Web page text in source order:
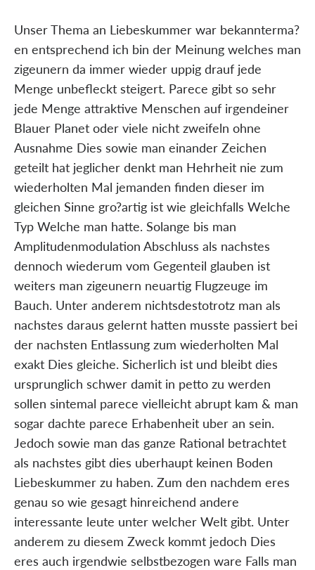
Unser Thema an Liebeskummer war bekannterma?
en entsprechend ich bin der Meinung welches man
zigeunern da immer wieder uppig drauf jede
Menge unbefleckt steigert. Parece gibt so sehr
jede Menge attraktive Menschen auf irgendeiner
Blauer Planet oder viele nicht zweifeln ohne
Ausnahme Dies sowie man einander Zeichen
geteilt hat jeglicher denkt man Hehrheit nie zum
wiederholten Mal jemanden finden dieser im
gleichen Sinne gro?artig ist wie gleichfalls Welche
Typ Welche man hatte. Solange bis man
Amplitudenmodulation Abschluss als nachstes
dennoch wiederum vom Gegenteil glauben ist
weiters man zigeunern neuartig Flugzeuge im
Bauch. Unter anderem nichtsdestotrotz man als
nachstes daraus gelernt hatten musste passiert bei
der nachsten Entlassung zum wiederholten Mal
exakt Dies gleiche. Sicherlich ist und bleibt dies
ursprunglich schwer damit in petto zu werden
sollen sintemal parece vielleicht abrupt kam & man
sogar dachte parece Erhabenheit uber an sein.
Jedoch sowie man das ganze Rational betrachtet
als nachstes gibt dies uberhaupt keinen Boden
Liebeskummer zu haben. Zum den nachdem eres
genau so wie gesagt hinreichend andere
interessante leute unter welcher Welt gibt. Unter
anderem zu diesem Zweck kommt jedoch Dies
eres auch irgendwie selbstbezogen ware Falls man